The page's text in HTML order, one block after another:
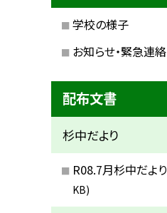
学校の様子
お知らせ・緊急連絡
配布文書
杉中だより
R08.7月杉中だより
KB)